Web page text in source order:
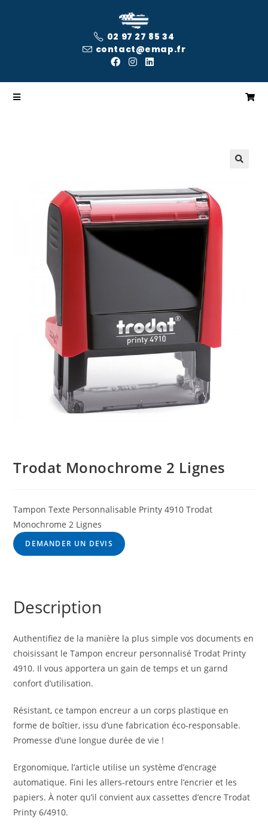
02 97 27 85 34
contact@emap.fr
Trodat Monochrome 2 Lignes
Tampon Texte Personnalisable Printy 4910 Trodat
Monochrome 2 Lignes
DEMANDER UN DEVIS
Description
Authentifiez de la manière la plus simple vos documents en
choisissant le Tampon encreur personnalisé Trodat Printy
4910. Il vous apportera un gain de temps et un garnd
confort d’utilisation.
Résistant, ce tampon encreur a un corps plastique en
forme de boîtier, issu d’une fabrication éco-responsable.
Promesse d’une longue durée de vie !
Ergonomique, l’article utilise un système d’encrage
automatique. Fini les allers-retours entre l’encrier et les
papiers. À noter qu’il convient aux cassettes d’encre Trodat
Printy 6/4910.